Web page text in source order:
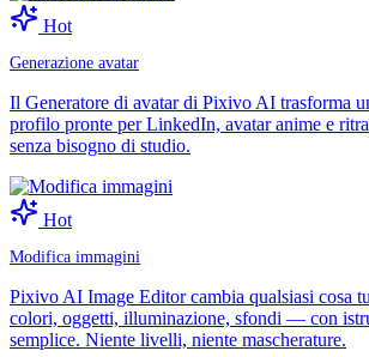
Hot
Generazione avatar
Il Generatore di avatar di Pixivo AI trasforma
profilo pronte per LinkedIn, avatar anime e
senza bisogno di studio.
Hot
Modifica immagini
Pixivo AI Image Editor cambia qualsiasi cosa
colori, oggetti, illuminazione, sfondi — con
semplice. Niente livelli, niente mascherature.